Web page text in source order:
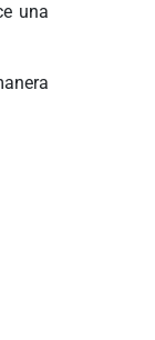
una